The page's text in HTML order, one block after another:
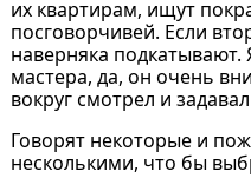
их квартирам, ищут
посговорчивей. Если
наверняка подкатывают.
мастера, да, он очень
вокруг смотрел и
Говорят некоторые и
несколькими, что бы